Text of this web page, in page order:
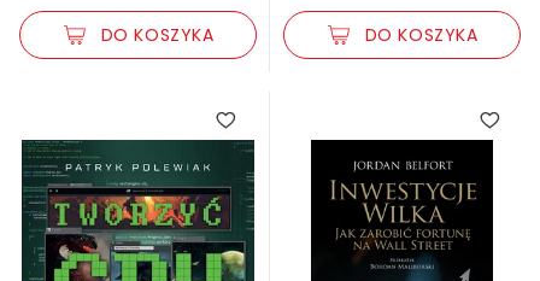
DO KOSZYKA DO KOSZYKA
5.00